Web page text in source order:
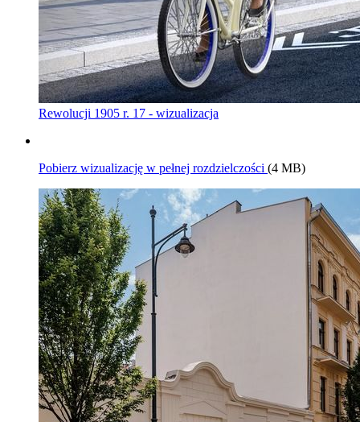
Rewolucji 1905 r. 17 - wizualizacja
Pobierz wizualizację w pełnej rozdzielczości (4 MB)